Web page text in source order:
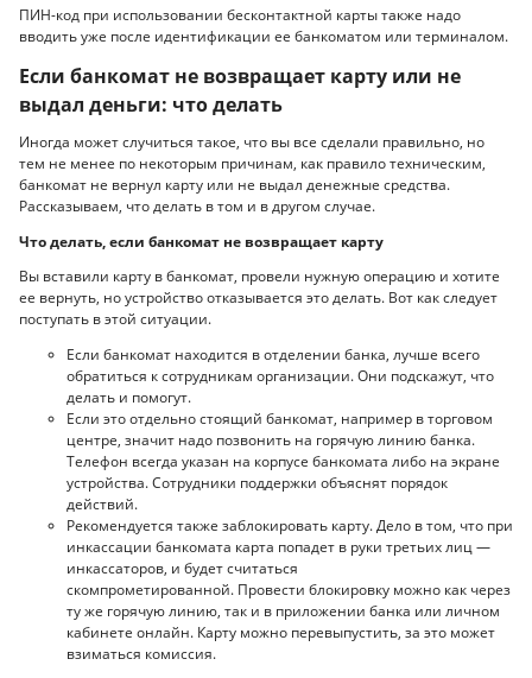
ПИН-код при использовании бесконтактной карты также надо
вводить уже после идентификации ее банкоматом или терминалом.
Если банкомат не возвращает карту или не
выдал деньги: что делать
Иногда может случиться такое, что вы все сделали правильно, но
тем не менее по некоторым причинам, как правило техническим,
банкомат не вернул карту или не выдал денежные средства.
Рассказываем, что делать в том и в другом случае.
Что делать, если банкомат не возвращает карту
Вы вставили карту в банкомат, провели нужную операцию и хотите
ее вернуть, но устройство отказывается это делать. Вот как следует
поступать в этой ситуации.
Если банкомат находится в отделении банка, лучше всего
обратиться к сотрудникам организации. Они подскажут, что
делать и помогут.
Если это отдельно стоящий банкомат, например в торговом
центре, значит надо позвонить на горячую линию банка.
Телефон всегда указан на корпусе банкомата либо на экране
устройства. Сотрудники поддержки объяснят порядок
действий.
Рекомендуется также заблокировать карту. Дело в том, что при
инкассации банкомата карта попадет в руки третьих лиц —
инкассаторов, и будет считаться
скомпрометированной. Провести блокировку можно как через
ту же горячую линию, так и в приложении банка или личном
кабинете онлайн. Карту можно перевыпустить, за это может
взиматься комиссия.